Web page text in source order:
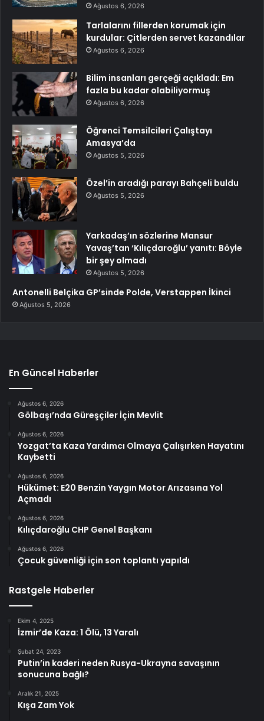
Ağustos 6, 2026
Tarlalarını fillerden korumak için
kurdular: Çitlerden servet kazandılar
Ağustos 6, 2026
Bilim insanları gerçeği açıkladı: Em
fazla bu kadar olabiliyormuş
Ağustos 6, 2026
Öğrenci Temsilcileri Çalıştayı
Amasya’da
Ağustos 5, 2026
Özel’in aradığı parayı Bahçeli buldu
Ağustos 5, 2026
Yarkadaş’ın sözlerine Mansur
Yavaş’tan ‘Kılıçdaroğlu’ yanıtı: Böyle
bir şey olmadı
Ağustos 5, 2026
Antonelli Belçika GP’sinde Polde, Verstappen İkinci
Ağustos 5, 2026
En Güncel Haberler
Ağustos 6, 2026
Gölbaşı’nda Güreşçiler İçin Mevlit
Ağustos 6, 2026
Yozgat’ta Kaza Yardımcı Olmaya Çalışırken Hayatını
Kaybetti
Ağustos 6, 2026
Hükümet: E20 Benzin Yaygın Motor Arızasına Yol
Açmadı
Ağustos 6, 2026
Kılıçdaroğlu CHP Genel Başkanı
Ağustos 6, 2026
Çocuk güvenliği için son toplantı yapıldı
Rastgele Haberler
Ekim 4, 2025
İzmir’de Kaza: 1 Ölü, 13 Yaralı
Şubat 24, 2023
Putin’in kaderi neden Rusya-Ukrayna savaşının
sonucuna bağlı?
Aralık 21, 2025
Kışa Zam Yok